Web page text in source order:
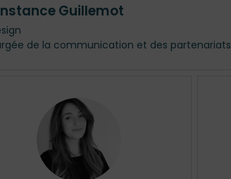
Guillemot
de la communication et des partenariats
JP